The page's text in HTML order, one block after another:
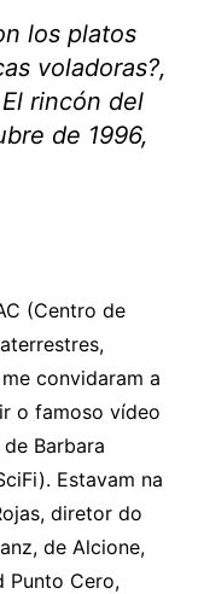
los platos
voladoras?,
rincón del
de 1996,
(Centro de
convidaram a
o famoso vídeo
Barbara
Estavam na
diretor do
de Alcione,
Punto Cero,